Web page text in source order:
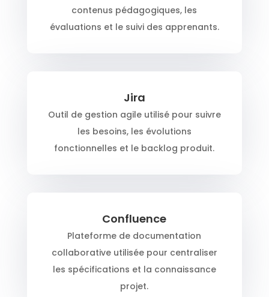
contenus pédagogiques, les
évaluations et le suivi des apprenants.
Jira
Outil de gestion agile utilisé pour suivre
les besoins, les évolutions
fonctionnelles et le backlog produit.
Confluence
Plateforme de documentation
collaborative utilisée pour centraliser
les spécifications et la connaissance
projet.